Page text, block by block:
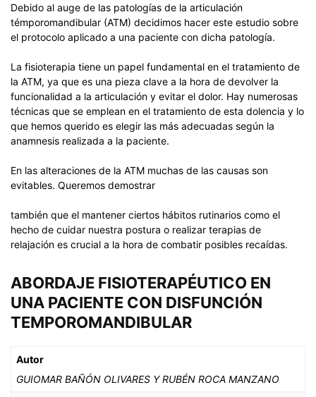
Debido al auge de las patologías de la articulación
témporomandibular (ATM) decidimos hacer este estudio sobre
el protocolo aplicado a una paciente con dicha patología.
La fisioterapia tiene un papel fundamental en el tratamiento de
la ATM, ya que es una pieza clave a la hora de devolver la
funcionalidad a la articulación y evitar el dolor. Hay numerosas
técnicas que se emplean en el tratamiento de esta dolencia y lo
que hemos querido es elegir las más adecuadas según la
anamnesis realizada a la paciente.
En las alteraciones de la ATM muchas de las causas son
evitables. Queremos demostrar
también que el mantener ciertos hábitos rutinarios como el
hecho de cuidar nuestra postura o realizar terapias de
relajación es crucial a la hora de combatir posibles recaídas.
ABORDAJE FISIOTERAPÉUTICO EN
UNA PACIENTE CON DISFUNCIÓN
TEMPOROMANDIBULAR
Autor
GUIOMAR BAÑÓN OLIVARES Y RUBÉN ROCA MANZANO